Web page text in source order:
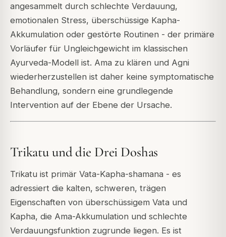
angesammelt durch schlechte Verdauung,
emotionalen Stress, überschüssige Kapha-
Akkumulation oder gestörte Routinen - der primäre
Vorläufer für Ungleichgewicht im klassischen
Ayurveda-Modell ist. Ama zu klären und Agni
wiederherzustellen ist daher keine symptomatische
Behandlung, sondern eine grundlegende
Intervention auf der Ebene der Ursache.
Trikatu und die Drei Doshas
Trikatu ist primär Vata-Kapha-shamana - es
adressiert die kalten, schweren, trägen
Eigenschaften von überschüssigem Vata und
Kapha, die Ama-Akkumulation und schlechte
Verdauungsfunktion zugrunde liegen. Es ist